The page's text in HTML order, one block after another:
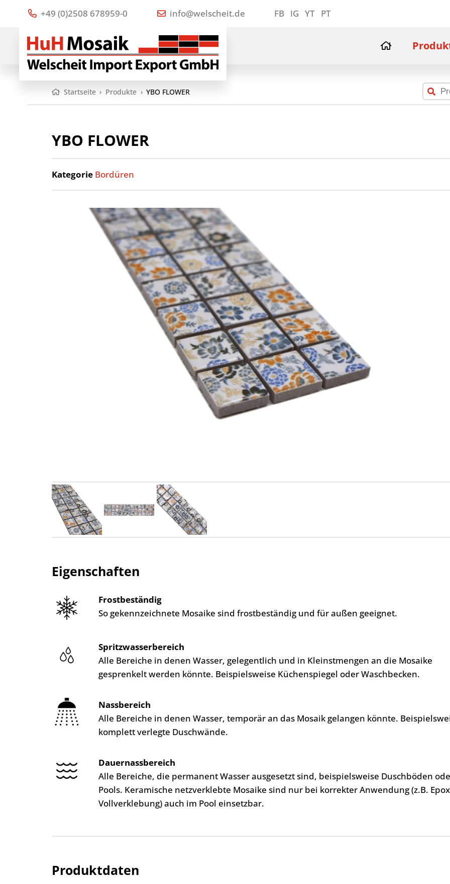
+49 (0)2508 678959-0 info@welscheit.de FB IG YT PT
Startseite › Produkte › YBO FLOWER
YBO FLOWER
Kategorie Bordüren
Eigenschaften
Frostbeständig
So gekennzeichnete Mosaike sind frostbeständig und für außen geeignet.
Spritzwasserbereich
Alle Bereiche in denen Wasser, gelegentlich und in Kleinstmengen an die Mosaike
gesprenkelt werden könnte. Beispielsweise Küchenspiegel oder Waschbecken.
Nassbereich
Alle Bereiche in denen Wasser, temporär an das Mosaik gelangen könnte.
komplett verlegte Duschwände.
Dauernassbereich
Alle Bereiche, die permanent Wasser ausgesetzt sind, beispielsweise Duschböden
Pools. Keramische netzverklebte Mosaike sind nur bei korrekter Anwendung (z.B.
Vollverklebung) auch im Pool einsetzbar.
Produktdaten